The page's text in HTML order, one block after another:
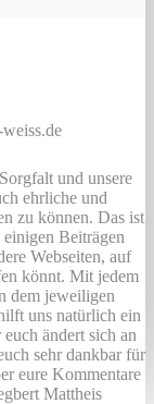
und unsere
ehrliche und
zu können. Das ist
Beiträgen
Webseiten, auf
könnt. Mit jedem
dem jeweiligen
uns natürlich ein
ändert sich an
sehr dankbar für
eure Kommentare
Mattheis